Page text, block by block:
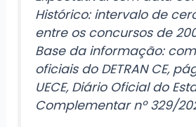
Histórico: intervalo de
entre os concursos de
Base da informação:
oficiais do DETRAN CE,
UECE, Diário Oficial do
Complementar nº 329/